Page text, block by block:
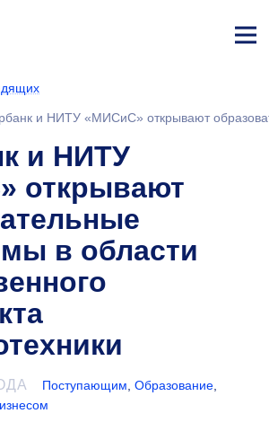
ине
и НИТУ «МИСиС» открывают
и НИТУ
открывают
в области
Поступающим Образование,